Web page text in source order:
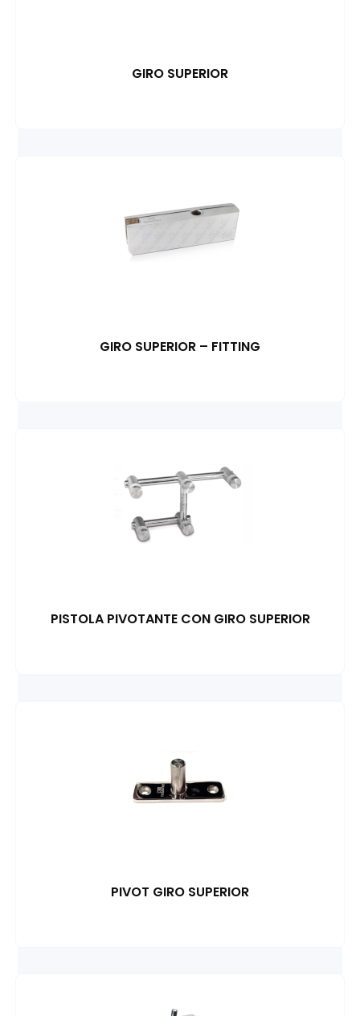
GIRO SUPERIOR
GIRO SUPERIOR – FITTING
PISTOLA PIVOTANTE CON GIRO SUPERIOR
PIVOT GIRO SUPERIOR